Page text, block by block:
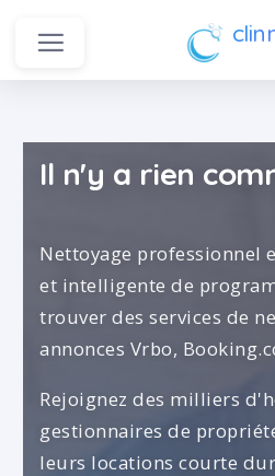
Il n'y a rien
Nettoyage professionnel
et intelligente de
trouver des services de
annonces Vrbo,
Rejoignez des milliers
gestionnaires de
leurs locations courte